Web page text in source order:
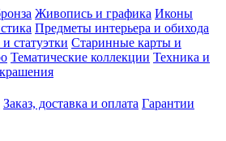
Живопись и графика Иконы
Предметы интерьера и обихода
статуэтки Старинные карты и
Тематические коллекции Техника и
Заказ, доставка и оплата Гарантии